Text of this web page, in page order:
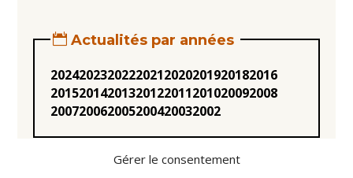
Gérer le consentement
Actualités par années
20242023202220212020201920182016
20152014201320122011201020092008
200720062005200420032002